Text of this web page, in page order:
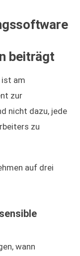
beiträgt
am
zur
nicht dazu, jede
zu
auf drei
wann